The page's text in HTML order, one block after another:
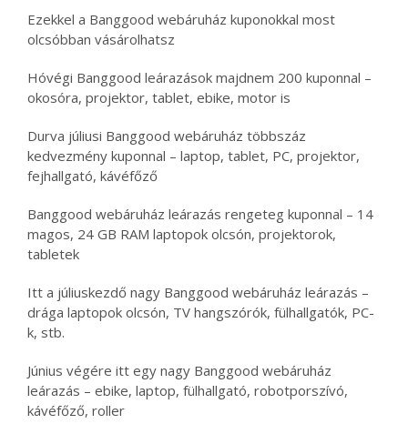
Ezekkel a Banggood webáruház kuponokkal most
olcsóbban vásárolhatsz
Hóvégi Banggood leárazások majdnem 200 kuponnal –
okosóra, projektor, tablet, ebike, motor is
Durva júliusi Banggood webáruház többszáz
kedvezmény kuponnal – laptop, tablet, PC, projektor,
fejhallgató, kávéfőző
Banggood webáruház leárazás rengeteg kuponnal – 14
magos, 24 GB RAM laptopok olcsón, projektorok,
tabletek
Itt a júliuskezdő nagy Banggood webáruház leárazás –
drága laptopok olcsón, TV hangszórók, fülhallgatók, PC-
k, stb.
Június végére itt egy nagy Banggood webáruház
leárazás – ebike, laptop, fülhallgató, robotporszívó,
kávéfőző, roller